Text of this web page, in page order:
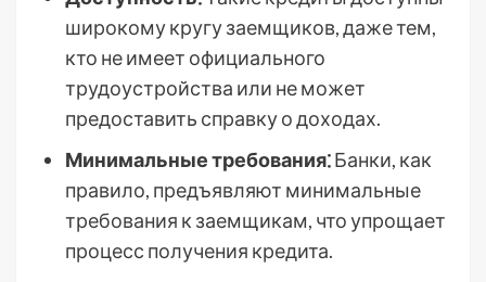
широкому кругу заемщиков, даже тем,
кто не имеет официального
трудоустройства или не может
предоставить справку о доходах.
Минимальные требования⁚Банки, как
правило, предъявляют минимальные
требования к заемщикам, что упрощает
процесс получения кредита.